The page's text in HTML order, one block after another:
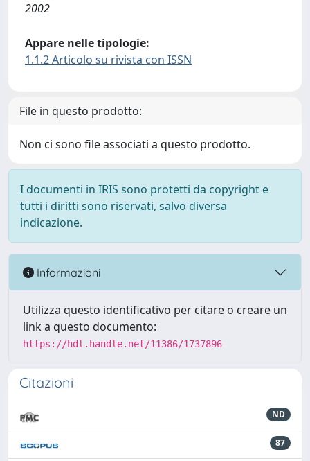
2002
Appare nelle tipologie:
1.1.2 Articolo su rivista con ISSN
File in questo prodotto:
Non ci sono file associati a questo prodotto.
I documenti in IRIS sono protetti da copyright e
tutti i diritti sono riservati, salvo diversa
indicazione.
Informazioni
Utilizza questo identificativo per citare o creare un
link a questo documento:
https://hdl.handle.net/11386/1737896
Citazioni
ND
87